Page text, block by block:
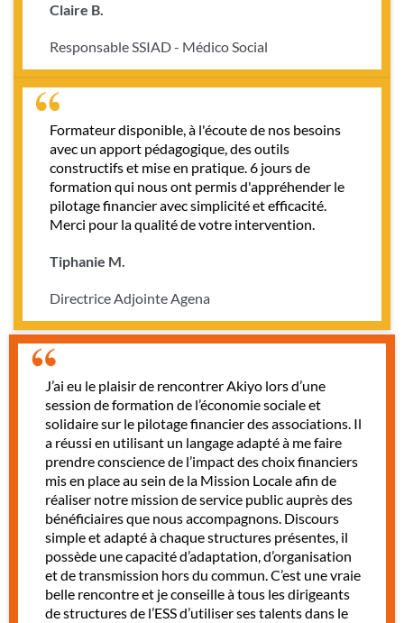
Claire B.
Responsable SSIAD - Médico Social
Formateur disponible, à l'écoute de nos besoins
avec un apport pédagogique, des outils
constructifs et mise en pratique. 6 jours de
formation qui nous ont permis d'appréhender le
pilotage financier avec simplicité et efficacité.
Merci pour la qualité de votre intervention.
Tiphanie M.
Directrice Adjointe Agena
J’ai eu le plaisir de rencontrer Akiyo lors d’une
session de formation de l’économie sociale et
solidaire sur le pilotage financier des associations. Il
a réussi en utilisant un langage adapté à me faire
prendre conscience de l’impact des choix financiers
mis en place au sein de la Mission Locale afin de
réaliser notre mission de service public auprès des
bénéficiaires que nous accompagnons. Discours
simple et adapté à chaque structures présentes, il
possède une capacité d’adaptation, d’organisation
et de transmission hors du commun. C’est une vraie
belle rencontre et je conseille à tous les dirigeants
de structures de l’ESS d’utiliser ses talents dans le